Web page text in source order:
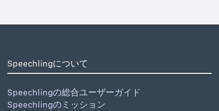
Speechlingについて
Speechlingの総合ユーザーガイド
Speechlingのミッション